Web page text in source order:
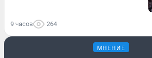
9 часов 264
МНЕНИЕ